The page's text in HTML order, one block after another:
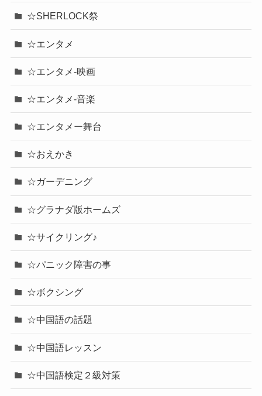
☆SHERLOCK祭
☆エンタメ
☆エンタメ-映画
☆エンタメ-音楽
☆エンタメー舞台
☆おえかき
☆ガーデニング
☆グラナダ版ホームズ
☆サイクリング♪
☆パニック障害の事
☆ボクシング
☆中国語の話題
☆中国語レッスン
☆中国語検定２級対策